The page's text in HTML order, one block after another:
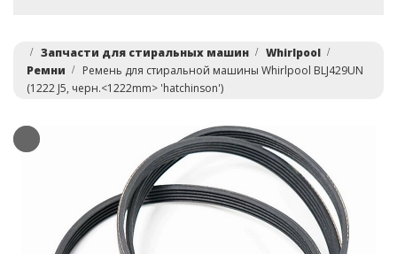
Запчасти для стиральных машин
Whirlpool
Ремни
Ремень для стиральной машины Whirlpool BLJ429UN
(1222 J5, черн.<1222mm> 'hatchinson')
Previous